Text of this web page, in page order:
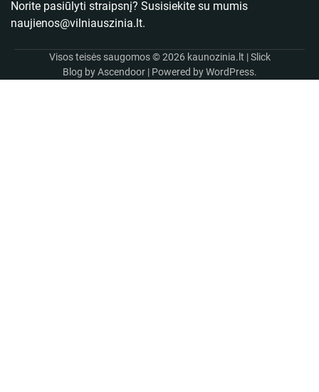
Norite pasiūlyti straipsnį? Susisiekite su mumis
naujienos@vilniauszinia.lt.
Visos teisės saugomos © 2026 kaunozinia.lt | Slick
Blog byAscendoor| Powered byWordPress.